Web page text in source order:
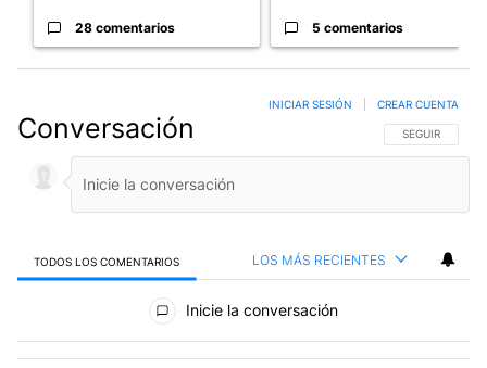
28 comentarios 5 comentarios
Conversación SIGA ESTA
SEGUIR
INICIAR SESIÓN CREAR CUENTA
TODOS LOS COMENTARIOS LOS MÁS RECIENTES
Todos los comentarios
Inicie la conversación